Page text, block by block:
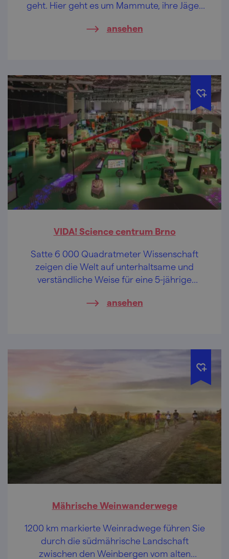
geht. Hier geht es um Mammute, ihre Jäger
ansehen
VIDA! Science centrum Brno
Satte 6 000 Quadratmeter Wissenschaft
zeigen die Welt auf unterhaltsame und
verständliche Weise für eine 5-jährige
ist Zeit, eine Rakete abzufeuern!
ansehen
Mährische Weinwanderwege
1200 km markierte Weinradwege führen Sie
durch die südmährische Landschaft
zwischen den Weinbergen vom alten